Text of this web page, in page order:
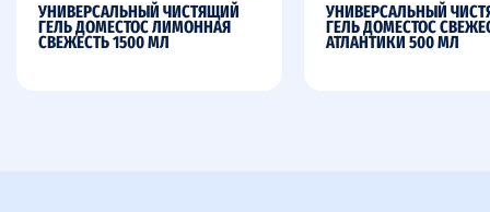
УНИВЕРСАЛЬНЫЙ ЧИСТЯЩИЙ
ГЕЛЬ ДОМЕСТОС ЛИМОННАЯ
СВЕЖЕСТЬ 1500 МЛ
УНИВЕРСАЛЬНЫЙ
ГЕЛЬ ДОМЕСТОС
АТЛАНТИКИ 500 МЛ